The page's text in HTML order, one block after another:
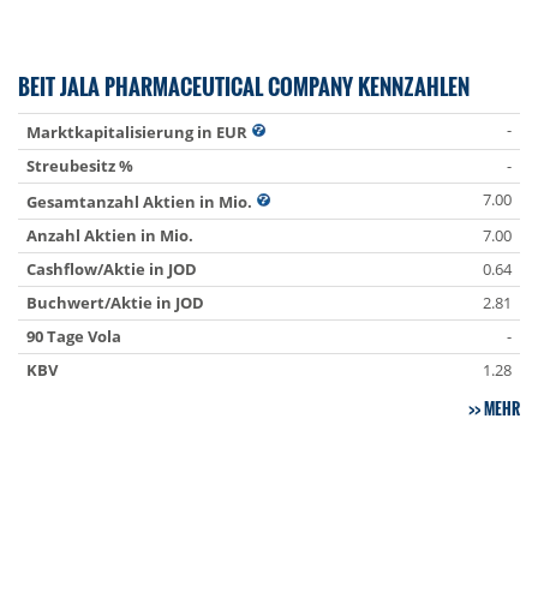
BEIT JALA PHARMACEUTICAL COMPANY KENNZAHLEN
Marktkapitalisierung in EUR
-
Streubesitz %
-
Gesamtanzahl Aktien in Mio.
7.00
Anzahl Aktien in Mio.
7.00
Cashflow/Aktie in JOD
0.64
Buchwert/Aktie in JOD
2.81
90 Tage Vola
-
KBV
1.28
MEHR